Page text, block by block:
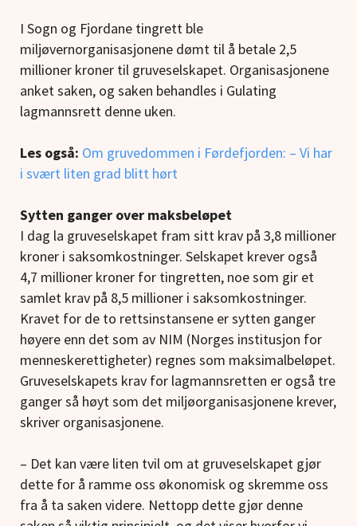
I Sogn og Fjordane tingrett ble
miljøvernorganisasjonene dømt til å betale 2,5
millioner kroner til gruveselskapet. Organisasjonene
anket saken, og saken behandles i Gulating
lagmannsrett denne uken.
Les også: Om gruvedommen i Førdefjorden: – Vi har
i svært liten grad blitt hørt
Sytten ganger over maksbeløpet
I dag la gruveselskapet fram sitt krav på 3,8 millioner
kroner i saksomkostninger. Selskapet krever også
4,7 millioner kroner for tingretten, noe som gir et
samlet krav på 8,5 millioner i saksomkostninger.
Kravet for de to rettsinstansene er sytten ganger
høyere enn det som av NIM (Norges institusjon for
menneskerettigheter) regnes som maksimalbeløpet.
Gruveselskapets krav for lagmannsretten er også tre
ganger så høyt som det miljøorganisasjonene krever,
skriver organisasjonene.
– Det kan være liten tvil om at gruveselskapet gjør
dette for å ramme oss økonomisk og skremme oss
fra å ta saken videre. Nettopp dette gjør denne